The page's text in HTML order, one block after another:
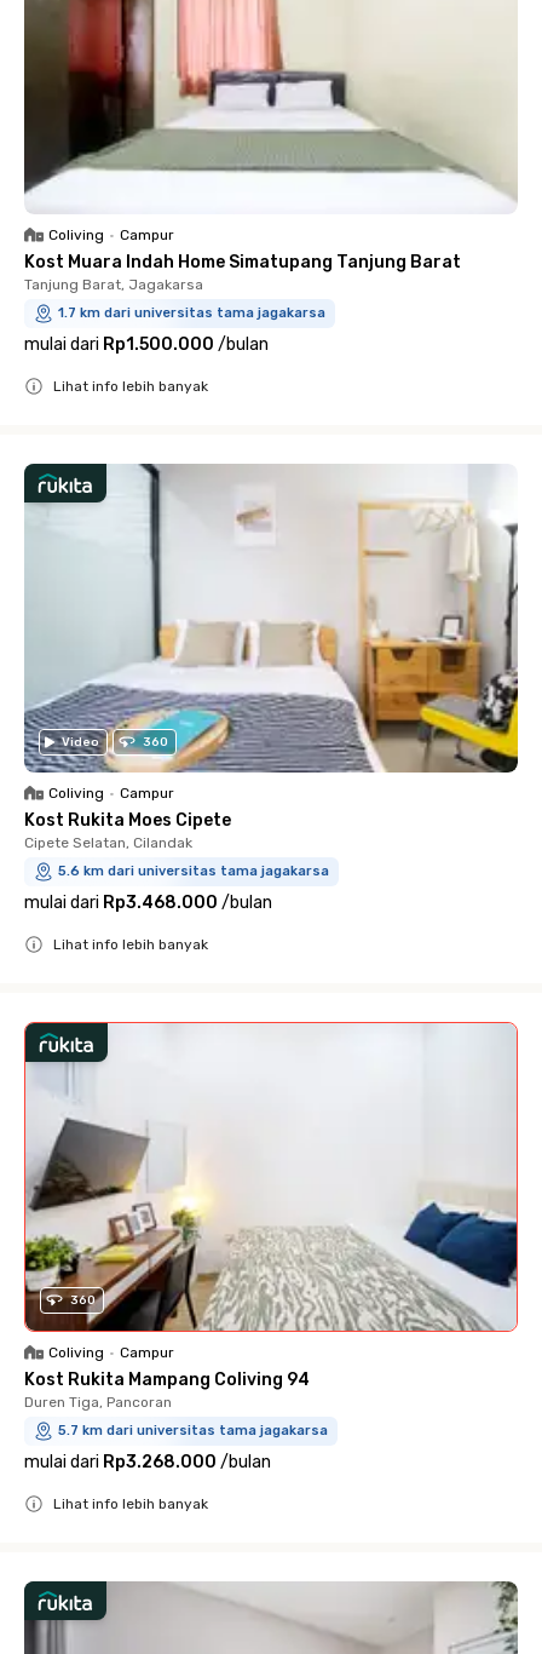
Coliving • Campur
Kost Muara Indah Home Simatupang Tanjung Barat
Tanjung Barat, Jagakarsa
1.7 km dari universitas tama jagakarsa
mulai dari Rp1.500.000 /bulan
Lihat info lebih banyak
Video 360
Coliving • Campur
Kost Rukita Moes Cipete
Cipete Selatan, Cilandak
5.6 km dari universitas tama jagakarsa
mulai dari Rp3.468.000 /bulan
Lihat info lebih banyak
360
Coliving • Campur
Kost Rukita Mampang Coliving 94
Duren Tiga, Pancoran
5.7 km dari universitas tama jagakarsa
mulai dari Rp3.268.000 /bulan
Lihat info lebih banyak